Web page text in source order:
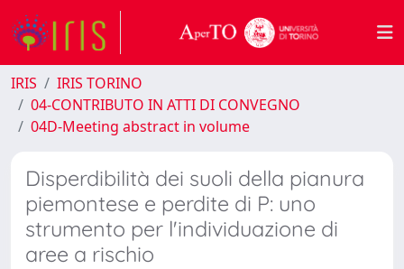
IRIS
IRIS TORINO
04-CONTRIBUTO IN ATTI DI CONVEGNO
04D-Meeting abstract in volume
Disperdibilità dei suoli della pianura
piemontese e perdite di P: uno
strumento per l'individuazione di
aree a rischio